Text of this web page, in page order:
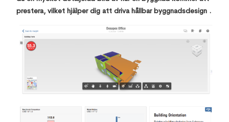
prestera, vilket hjälper dig att driva hållbar byggnadsdesign .